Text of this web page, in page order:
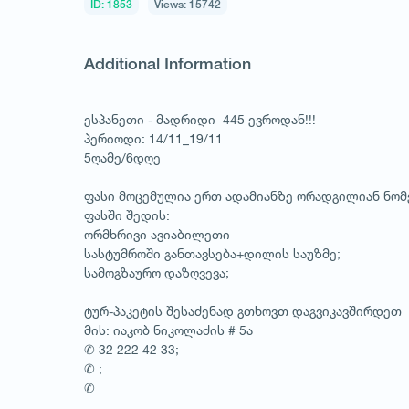
ID: 1853 Views: 15742
Additional Information
ესპანეთი - მადრიდი 445 ევროდან!!!
პერიოდი: 14/11_19/11
5ღამე/6დღე
ფასი მოცემულია ერთ ადამიანზე ორადგილიან
ფასში შედის:
ორმხრივი ავიაბილეთი
სასტუმროში განთავსება+დილის საუზმე;
სამოგზაურო დაზღვევა;
ტურ-პაკეტის შესაძენად გთხოვთ დაგვიკავშირდეთ
მის: იაკობ ნიკოლაძის # 5ა
✆ 32 222 42 33;
✆ ;
✆